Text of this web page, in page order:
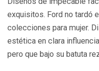
exquisitos. Ford no tardó
colecciones para mujer.
estética en clara
pero que bajo su batuta